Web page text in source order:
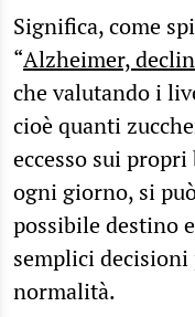
Significa, come
“Alzheimer,
che valutando i
cioè quanti
eccesso sui
ogni giorno, si
possibile destino
semplici
normalità.